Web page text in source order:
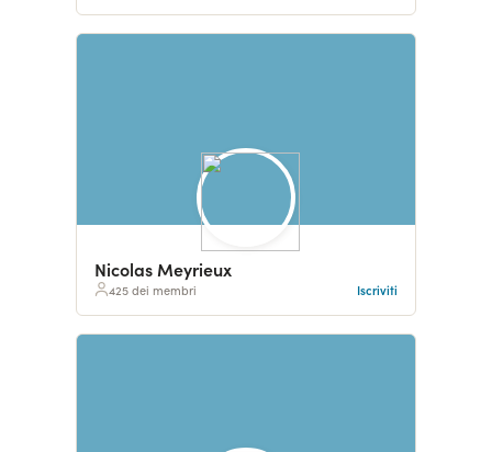
Nicolas Meyrieux
425 dei membri Iscriviti